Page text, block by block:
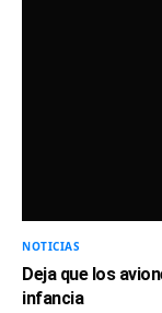
NOTICIAS
Deja que los
infancia